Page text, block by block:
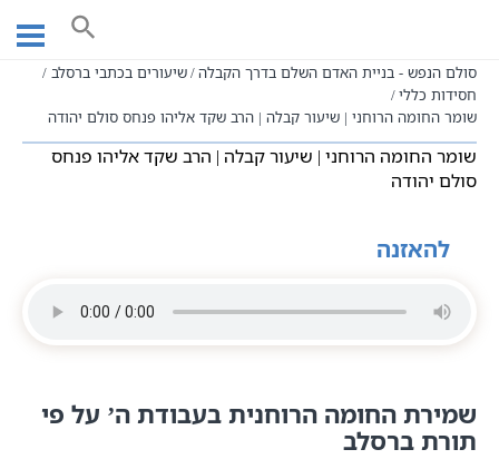
content
סולם הנפש - בניית האדם השלם בדרך הקבלה שיעורים בכתבי ברסלב
חסידות כללי
שומר החומה הרוחני | שיעור קבלה | הרב שקד אליהו פנחס סולם יהודה
שומר החומה הרוחני | שיעור קבלה | הרב שקד אליהו פנחס
סולם יהודה
להאזנה
שמירת החומה הרוחנית בעבודת ה’ על פי
תורת ברסלב